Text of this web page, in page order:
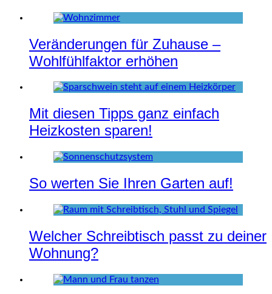
Veränderungen für Zuhause –
Wohlfühlfaktor erhöhen
Mit diesen Tipps ganz einfach
Heizkosten sparen!
So werten Sie Ihren Garten auf!
Welcher Schreibtisch passt zu deiner
Wohnung?